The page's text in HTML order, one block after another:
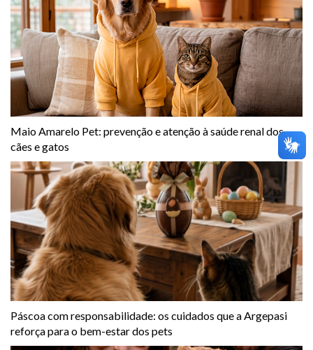
Maio Amarelo Pet: prevenção e atenção à saúde renal dos
cães e gatos
Páscoa com responsabilidade: os cuidados que a Argepasi
reforça para o bem-estar dos pets